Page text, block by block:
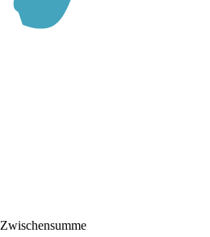
Zwischensumme